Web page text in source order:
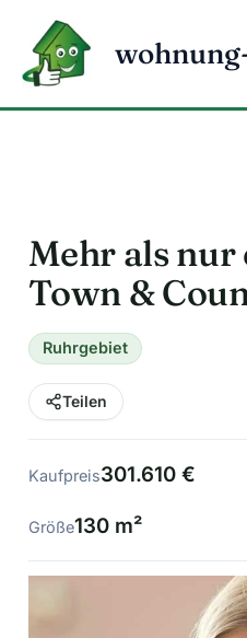
Inhalt
springen
Mehr als nur
Town &
Ruhrgebiet
Teilen
Kaufpreis301.610 €
Größe130 m²